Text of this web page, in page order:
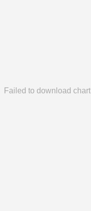
Failed to download chart